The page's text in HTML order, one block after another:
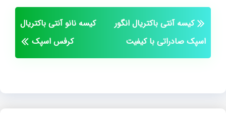
کیسه آنتی باکتریال انگور
اسپک صادراتی با کیفیت
کیسه نانو آنتی باکتریال
کرفس اسپک